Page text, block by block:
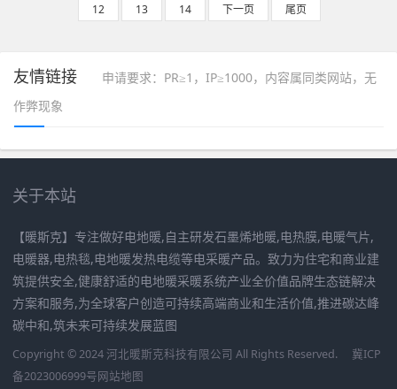
12
13 14 下一页 尾页
友情链接
申请要求：PR≥1，IP≥1000，内容属同类网站，无
作弊现象
关于本站
【暖斯克】专注做好电地暖,自主研发石墨烯地暖,电热膜,电暖气片,
电暖器,电热毯,电地暖发热电缆等电采暖产品。致力为住宅和商业建
筑提供安全,健康舒适的电地暖采暖系统产业全价值品牌生态链解决
方案和服务,为全球客户创造可持续高端商业和生活价值,推进碳达峰
碳中和,筑未来可持续发展蓝图
Copyright © 2024 河北暖斯克科技有限公司 All Rights Reserved.
冀ICP
备2023006999号网站地图